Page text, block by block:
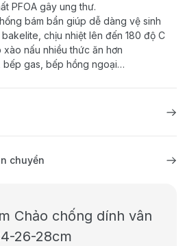
PFOA gây ung thư.
bám bẩn giúp dễ dàng vệ sinh
chịu nhiệt lên đến 180 độ C
nấu nhiều thức ăn hơn
gas, bếp hồng ngoại…
chuyển
Chảo chống dính vân
26-28cm